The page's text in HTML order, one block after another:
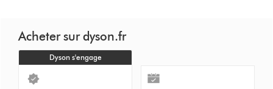
Acheter sur dyson.fr
Dyson s'engage